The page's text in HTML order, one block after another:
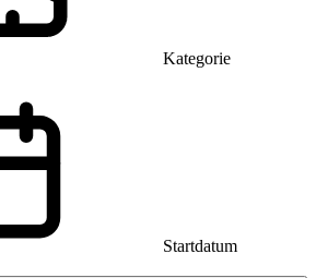
Kategorie
Startdatum